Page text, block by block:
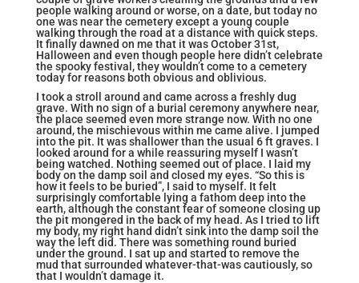
people walking around or worse, on a date, but today no
one was near the cemetery except a young couple
walking through the road at a distance with quick steps.
It finally dawned on me that it was October 31st,
Halloween and even though people here didn’t celebrate
the spooky festival, they wouldn’t come to a cemetery
today for reasons both obvious and oblivious.
I took a stroll around and came across a freshly dug
grave. With no sign of a burial ceremony anywhere near,
the place seemed even more strange now. With no one
around, the mischievous within me came alive. I jumped
into the pit. It was shallower than the usual 6 ft graves. I
looked around for a while reassuring myself I wasn’t
being watched. Nothing seemed out of place. I laid my
body on the damp soil and closed my eyes. “So this is
how it feels to be buried”, I said to myself. It felt
surprisingly comfortable lying a fathom deep into the
earth, although the constant fear of someone closing up
the pit mongered in the back of my head. As I tried to lift
my body, my right hand didn’t sink into the damp soil the
way the left did. There was something round buried
under the ground. I sat up and started to remove the
mud that surrounded whatever-that-was cautiously, so
that I wouldn’t damage it.